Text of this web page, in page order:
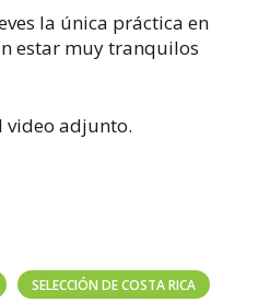
la única práctica en
estar muy tranquilos
video adjunto.
SELECCIÓN DE COSTA RICA